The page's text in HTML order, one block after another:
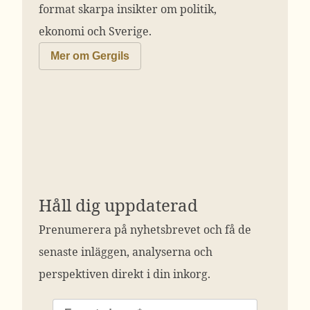
format skarpa insikter om politik,
ekonomi och Sverige.
Mer om Gergils
Håll dig uppdaterad
Prenumerera på nyhetsbrevet och få de
senaste inläggen, analyserna och
perspektiven direkt i din inkorg.